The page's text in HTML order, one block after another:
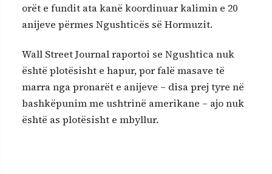
orët e fundit ata kanë koordinuar kalimin e 20
anijeve përmes Ngushticës së Hormuzit.
Wall Street Journal raportoi se Ngushtica nuk
është plotësisht e hapur, por falë masave të
marra nga pronarët e anijeve – disa prej tyre në
bashkëpunim me ushtrinë amerikane – ajo nuk
është as plotësisht e mbyllur.